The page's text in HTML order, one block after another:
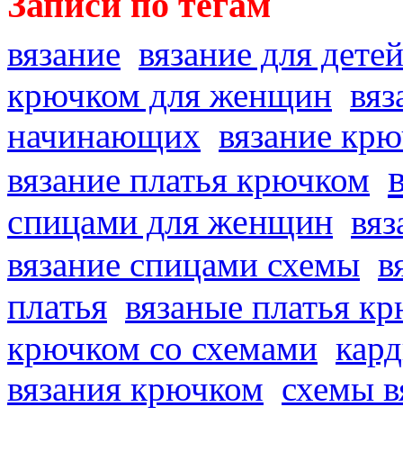
вязание вязание для детей
крючком для женщин
начинающих вязание
вязание платья крючком
спицами для женщин
вязание спицами схемы
платья вязаные платья
крючком со схемами
вязания крючком схемы